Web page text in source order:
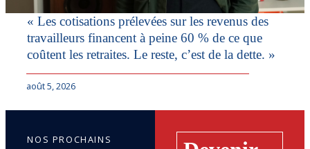
« Les cotisations prélevées sur les revenus des
travailleurs financent à peine 60 % de ce que
coûtent les retraites. Le reste, c’est de la dette. »
août 5, 2026
NOS PROCHAINS